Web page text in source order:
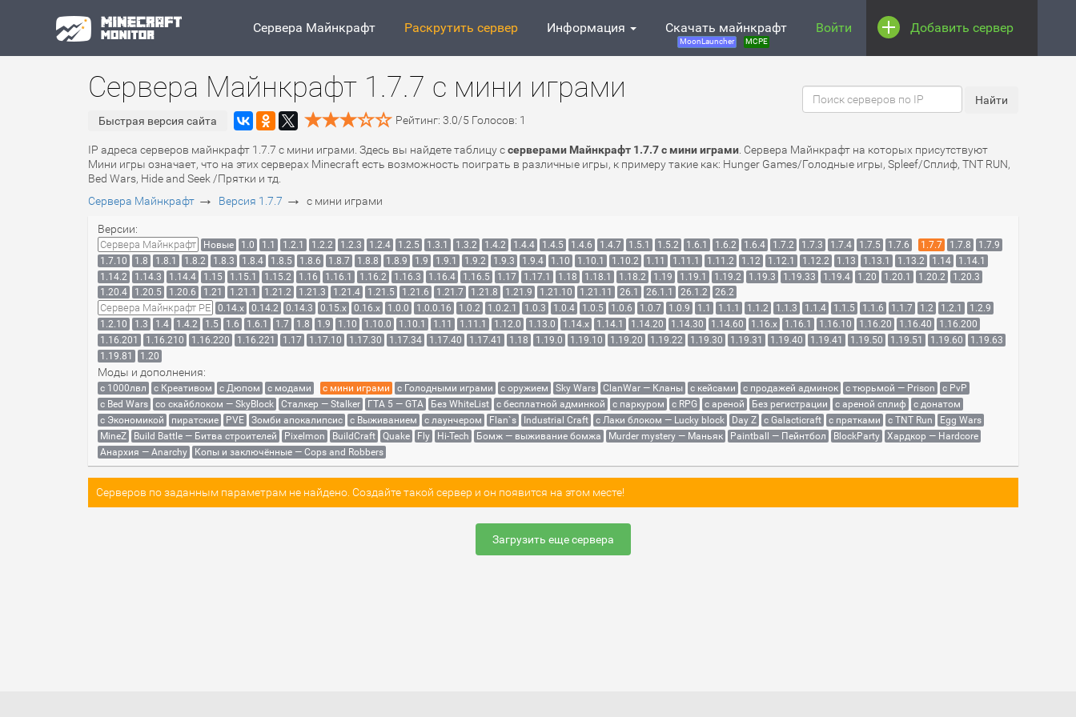
Сервера Майнкрафт Раскрутить сервер Информация Скачать майнкрафт
MoonLauncher MCPE
Войти Добавить сервер
Сервера Майнкрафт 1.7.7 с мини играми
Быстрая версия сайта Рейтинг: 3.0/5 Голосов: 1
IP адреса серверов майнкрафт 1.7.7 с мини играми. Здесь вы найдете таблицу ссерверами Майнкрафт 1.7.7 с мини играми . Сервера Майнкрафт на которых присутствуют
Мини игры означает, что на этих серверах Minecraft есть возможность поиграть в различные игры, к примеру такие как: Hunger Games/Голодные игры, Spleef/Сплиф, TNT RUN,
Bed Wars, Hide and Seek /Прятки и тд.
Сервера Майнкрафт → Версия 1.7.7 → с мини играми
Версии:
Сервера Майнкрафт Новые 1.0 1.1 1.2.1 1.2.2 1.2.3 1.2.4 1.2.5 1.3.1 1.3.2 1.4.2 1.4.4 1.4.5 1.4.6 1.4.7 1.5.1 1.5.2 1.6.1 1.6.2 1.6.4 1.7.2 1.7.3 1.7.4 1.7.5 1.7.6 1.7.7 1.7.8
1.7.9
1.7.10
1.8 1.8.1 1.8.2 1.8.3 1.8.4 1.8.5 1.8.6 1.8.7 1.8.8 1.8.9 1.9 1.9.1 1.9.2 1.9.3 1.9.4 1.10 1.10.1 1.10.2 1.11 1.11.1 1.11.2 1.12 1.12.1 1.12.2 1.13 1.13.1 1.13.2 1.14
1.14.1
1.14.2
1.14.3 1.14.4 1.15 1.15.1 1.15.2 1.16 1.16.1 1.16.2 1.16.3 1.16.4 1.16.5 1.17 1.17.1 1.18 1.18.1 1.18.2 1.19 1.19.1 1.19.2 1.19.3 1.19.33 1.19.4 1.20 1.20.1 1.20.2
1.20.3
1.20.4
1.20.5 1.20.6 1.21 1.21.1 1.21.2 1.21.3 1.21.4 1.21.5 1.21.6 1.21.7 1.21.8 1.21.9 1.21.10 1.21.11 26.1 26.1.1 26.1.2 26.2
Сервера Майнкрафт PE 0.14.x 0.14.2 0.14.3 0.15.x 0.16.x 1.0.0 1.0.0.16 1.0.2 1.0.2.1 1.0.3 1.0.4 1.0.5 1.0.6 1.0.7 1.0.9 1.1 1.1.1 1.1.2 1.1.3 1.1.4 1.1.5 1.1.6 1.1.7 1.2 1.2.1
1.2.9
1.2.10
1.3 1.4 1.4.2 1.5 1.6 1.6.1 1.7 1.8 1.9 1.10 1.10.0 1.10.1 1.11 1.11.1 1.12.0 1.13.0 1.14.x 1.14.1 1.14.20 1.14.30 1.14.60 1.16.x 1.16.1 1.16.10 1.16.20 1.16.40
1.16.200
1.16.201
1.16.210 1.16.220 1.16.221 1.17 1.17.10 1.17.30 1.17.34 1.17.40 1.17.41 1.18 1.19.0 1.19.10 1.19.20 1.19.22 1.19.30 1.19.31 1.19.40 1.19.41 1.19.50 1.19.51 1.19.60
1.19.63
1.19.81
1.20
Моды и дополнения:
с 1000лвл c Креативом с Дюпом с модами с мини играми с Голодными играми с оружием Sky Wars ClanWar — Кланы с кейсами с продажей админок с тюрьмой — Prison
с PvP
с Bed Wars
со скайблоком — SkyBlock Сталкер — Stalker ГТА 5 — GTA Без WhiteList с бесплатной админкой с паркуром с RPG с ареной Без регистрации с ареной сплиф
с донатом
с Экономикой
пиратские PVE Зомби апокалипсис с Выживанием с лаунчером Flan`s Industrial Craft с Лаки блоком — Lucky block Day Z с Galacticraft с прятками с TNT Run
Egg Wars
MineZ
Build Battle — Битва строителей Pixelmon BuildCraft Quake Fly Hi-Tech Бомж — выживание бомжа Murder mystery — Маньяк Paintball — Пейнтбол BlockParty
Хардкор — Hardcore
Анархия — Anarchy
Копы и заключённые — Cops and Robbers
Серверов по заданным параметрам не найдено. Создайте такой сервер и он появится на этом месте!
Загрузить еще сервера